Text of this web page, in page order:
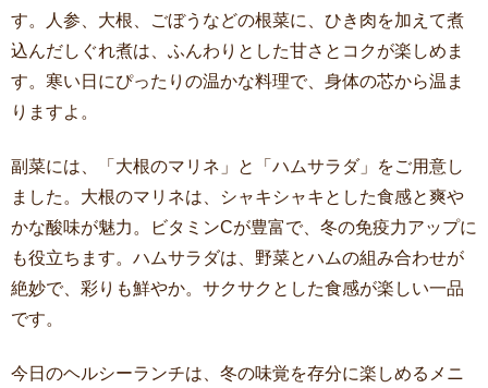
す。人参、大根、ごぼうなどの根菜に、ひき肉を加えて煮
込んだしぐれ煮は、ふんわりとした甘さとコクが楽しめま
す。寒い日にぴったりの温かな料理で、身体の芯から温ま
りますよ。
副菜には、「大根のマリネ」と「ハムサラダ」をご用意し
ました。大根のマリネは、シャキシャキとした食感と爽や
かな酸味が魅力。ビタミンCが豊富で、冬の免疫力アップに
も役立ちます。ハムサラダは、野菜とハムの組み合わせが
絶妙で、彩りも鮮やか。サクサクとした食感が楽しい一品
です。
今日のヘルシーランチは、冬の味覚を存分に楽しめるメニ